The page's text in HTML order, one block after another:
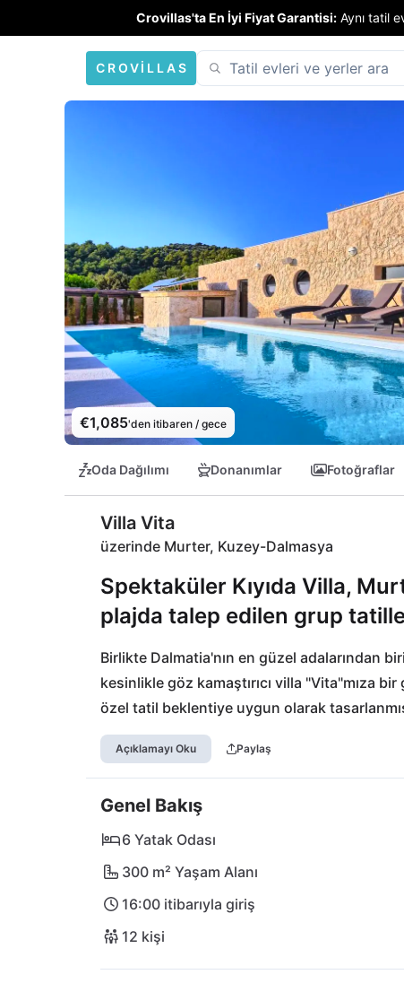
Crovillas'ta En İyi Fiyat Garantisi: Aynı tatil
CROVILLAS
€1,085'den itibaren / gece
Oda Dağılımı Donanımlar Fotoğraflar
Villa Vita
üzerinde Murter, Kuzey-Dalmasya
Spektaküler Kıyıda Villa,
plajda talep edilen grup
Birlikte Dalmatia'nın en güzel adalarından
kesinlikle göz kamaştırıcı villa "Vita"mıza
özel tatil beklentiye uygun olarak
adasına ve Sibenik bölgesindeki diğer
adı gibi yaşamalısınız! Murter adasına,
havaalanları arasında da sadece bir saatlik
Açıklamayı Oku Paylaş
Genel Bakış
6 Yatak Odası
300 m² Yaşam Alanı
16:00 itibarıyla giriş
12 kişi